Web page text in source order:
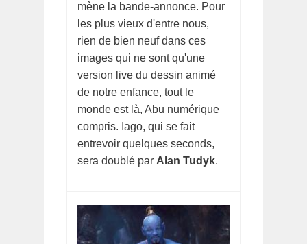
mène la bande-annonce. Pour
les plus vieux d'entre nous,
rien de bien neuf dans ces
images qui ne sont qu'une
version live du dessin animé
de notre enfance, tout le
monde est là, Abu numérique
compris. Iago, qui se fait
entrevoir quelques seconds,
sera doublé par Alan Tudyk.